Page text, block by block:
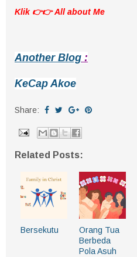
Klik 👉👉All about Me
Another Blog :
KeCap Akoe
Share:
Related Posts:
Bersekutu
Orang Tua
Berbeda
Pola Asuh